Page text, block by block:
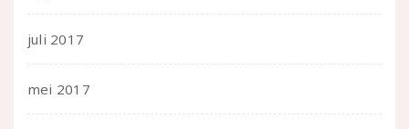
juli 2017
mei 2017